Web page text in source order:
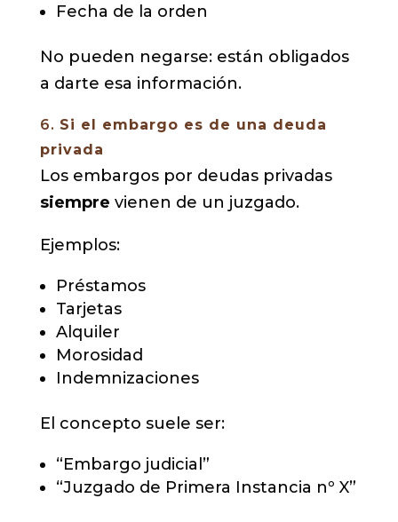
Fecha de la orden
No pueden negarse: están obligados
a darte esa información.
6. Si el embargo es de una deuda
privada
Los embargos por deudas privadas
siempre vienen de un juzgado.
Ejemplos:
Préstamos
Tarjetas
Alquiler
Morosidad
Indemnizaciones
El concepto suele ser:
“Embargo judicial”
“Juzgado de Primera Instancia nº X”